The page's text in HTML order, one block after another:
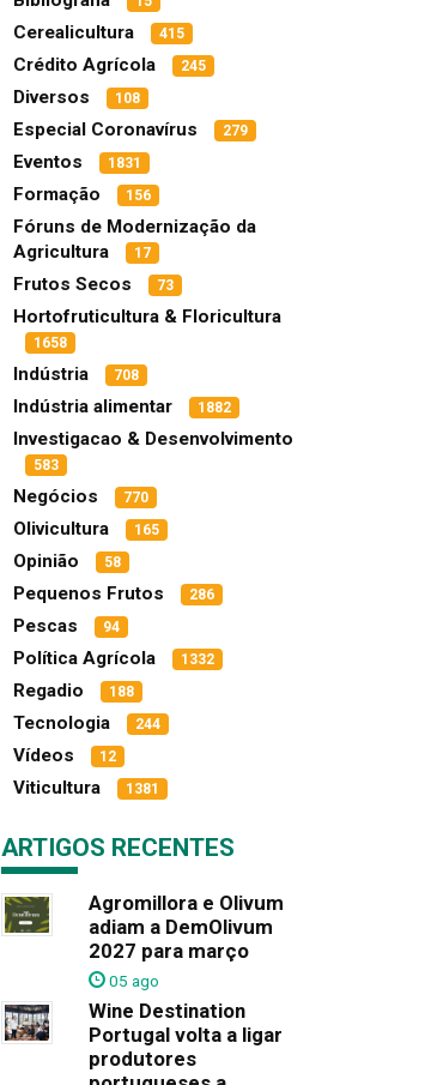
Cerealicultura 415
Crédito Agrícola 245
Diversos 108
Especial Coronavírus 279
Eventos 1831
Formação 156
Fóruns de Modernização da
Agricultura
17
Frutos Secos 73
Hortofruticultura & Floricultura
1658
Indústria 708
Indústria alimentar 1882
Investigacao & Desenvolvimento
583
Negócios 770
Olivicultura 165
Opinião 58
Pequenos Frutos 286
Pescas 94
Política Agrícola 1332
Regadio 188
Tecnologia 244
Vídeos 12
Viticultura 1381
ARTIGOS RECENTES
Agromillora e Olivum
adiam a DemOlivum
2027 para março
05 ago
Wine Destination
Portugal volta a ligar
produtores